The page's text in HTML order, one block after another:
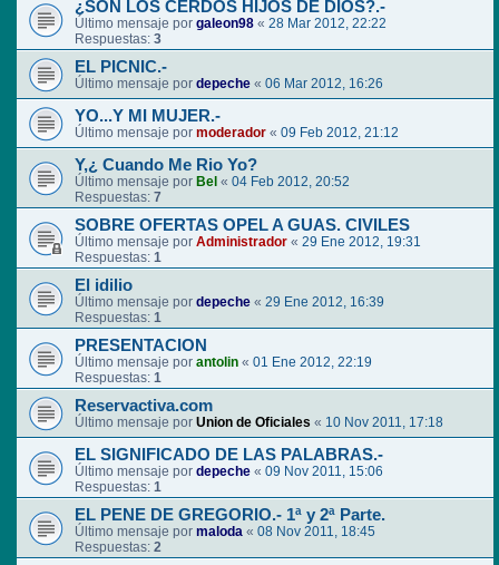
¿SON LOS CERDOS HIJOS DE DIOS?.-
Último mensaje por galeon98 « 28 Mar 2012, 22:22
Respuestas: 3
EL PICNIC.-
Último mensaje por depeche « 06 Mar 2012, 16:26
YO...Y MI MUJER.-
Último mensaje por moderador « 09 Feb 2012, 21:12
Y,¿ Cuando Me Rio Yo?
Último mensaje por Bel « 04 Feb 2012, 20:52
Respuestas: 7
SOBRE OFERTAS OPEL A GUAS. CIVILES
Último mensaje por Administrador « 29 Ene 2012, 19:31
Respuestas: 1
El idilio
Último mensaje por depeche « 29 Ene 2012, 16:39
Respuestas: 1
PRESENTACION
Último mensaje por antolin « 01 Ene 2012, 22:19
Respuestas: 1
Reservactiva.com
Último mensaje por Union de Oficiales « 10 Nov 2011, 17:18
EL SIGNIFICADO DE LAS PALABRAS.-
Último mensaje por depeche « 09 Nov 2011, 15:06
Respuestas: 1
EL PENE DE GREGORIO.- 1ª y 2ª Parte.
Último mensaje por maloda « 08 Nov 2011, 18:45
Respuestas: 2